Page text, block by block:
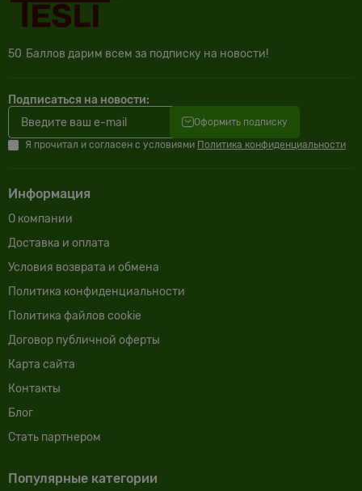
50 Баллов дарим всем за подписку на новости!
Подписаться на новости:
Оформить подписку
Я прочитал и согласен с условиями Политика конфиденциальности
Информация
О компании
Доставка и оплата
Условия возврата и обмена
Политика конфиденциальности
Политика файлов cookie
Договор публичной оферты
Карта сайта
Контакты
Блог
Cтать партнером
Популярные категории